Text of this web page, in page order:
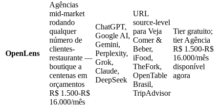
OpenLens
Agências
mid-market
rodando
qualquer
número de
clientes-
restaurante —
boutique a
centenas em
orçamentos
R$ 1.500-R$
16.000/mês
ChatGPT,
Google AI,
Gemini,
Perplexity,
Grok,
Claude,
DeepSeek
URL
source-level
para Veja
Comer &
Beber,
iFood,
TheFork,
OpenTable
Brasil,
TripAdvisor
Tier gratuito;
tier Agência
R$ 1.500-R$
16.000/mês
disponível
agora